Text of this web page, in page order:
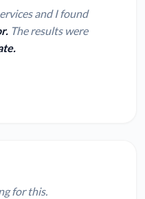
and I found
The results were
for this.